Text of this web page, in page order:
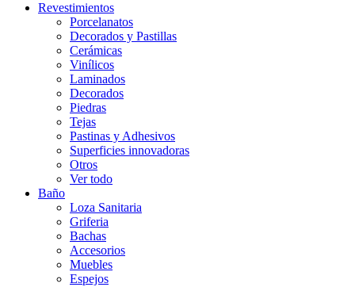
Revestimientos
Porcelanatos
Decorados y Pastillas
Cerámicas
Vinílicos
Laminados
Decorados
Piedras
Tejas
Pastinas y Adhesivos
Superficies innovadoras
Otros
Ver todo
Baño
Loza Sanitaria
Griferia
Bachas
Accesorios
Muebles
Espejos